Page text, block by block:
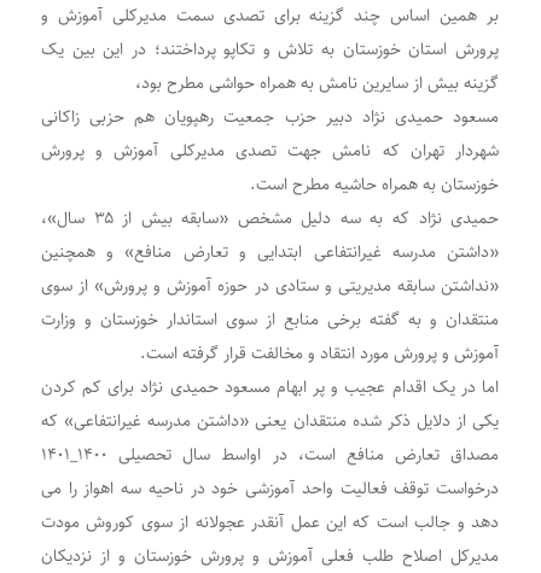
بر همین اساس چند گزینه برای تصدی سمت مدیرکلی آموزش و
پرورش استان خوزستان به تلاش و تکاپو پرداختند؛ در این بین یک
گزینه بیش از سایرین نامش به همراه حواشی مطرح بود،
مسعود حمیدی نژاد دبیر حزب جمعیت رهپویان هم حزبی زاکانی
شهردار تهران که نامش جهت تصدی مدیرکلی آموزش و پرورش
خوزستان به همراه حاشیه مطرح است.
حمیدی نژاد که به سه دلیل مشخص «سابقه بیش از ۳۵ سال»،
«داشتن مدرسه غیرانتفاعی ابتدایی و تعارض منافع» و همچنین
«نداشتن سابقه مدیریتی و ستادی در حوزه آموزش و پرورش» از سوی
منتقدان و به گفته برخی منابع از سوی استاندار خوزستان و وزارت
آموزش و پرورش مورد انتقاد و مخالفت قرار گرفته است.
اما در یک اقدام عجیب و پر ابهام مسعود حمیدی نژاد برای کم کردن
یکی از دلایل ذکر شده منتقدان یعنی «داشتن مدرسه غیرانتفاعی» که
مصداق تعارض منافع است، در اواسط سال تحصیلی ۱۴۰۰_۱۴۰۱
درخواست توقف فعالیت واحد آموزشی خود در ناحیه سه اهواز را می
دهد و جالب است که این عمل آنقدر عجولانه از سوی کوروش مودت
مدیرکل اصلاح طلب فعلی آموزش و پرورش خوزستان و از نزدیکان